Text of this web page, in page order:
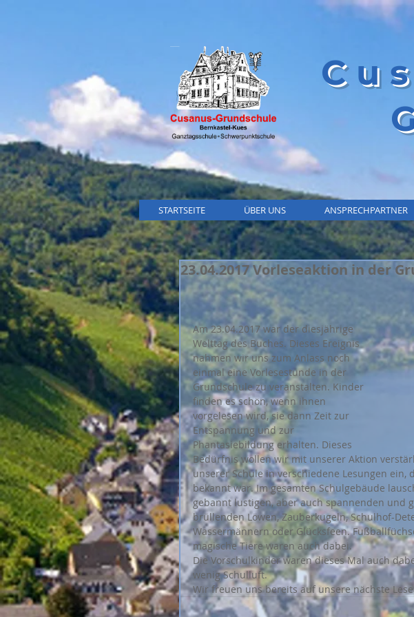
STARTSEITE ÜBER UNS ANSPRECHPARTNER
23.04.2017 Vorleseaktion in der
Am 23.04.2017 war der diesjährige
Welttag des Buches. Dieses Ereignis
nahmen wir uns zum Anlass noch
einmal eine Vorlesestunde in der
Grundschule zu veranstalten. Kinder
finden es schön, wenn ihnen
vorgelesen wird, sie dann Zeit zur
Entspannung und zur
Phantasiebildung erhalten. Dieses
Bedürfnis wollen wir mit unserer Aktion
unserer Schule in verschiedene Lesungen
bekannt war. Im gesamten Schulgebäude
gebannt lustigen, aber auch spannenden und
brüllenden Löwen, Zauberkugeln, Schulhof-
Wassermännern oder Glücksfeen.
magische Tiere waren auch dabei.
Die Vorschulkinder waren dieses Mal auch
wenig Schulluft.
Wir freuen uns bereits auf unsere nächste